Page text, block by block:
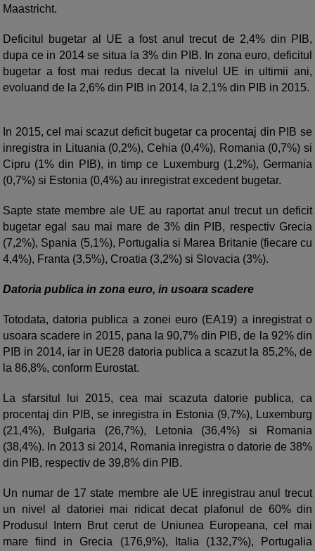
Maastricht.
Deficitul bugetar al UE a fost anul trecut de 2,4% din PIB,
dupa ce in 2014 se situa la 3% din PIB. In zona euro, deficitul
bugetar a fost mai redus decat la nivelul UE in ultimii ani,
evoluand de la 2,6% din PIB in 2014, la 2,1% din PIB in 2015.
In 2015, cel mai scazut deficit bugetar ca procentaj din PIB se
inregistra in Lituania (0,2%), Cehia (0,4%), Romania (0,7%) si
Cipru (1% din PIB), in timp ce Luxemburg (1,2%), Germania
(0,7%) si Estonia (0,4%) au inregistrat excedent bugetar.
Sapte state membre ale UE au raportat anul trecut un deficit
bugetar egal sau mai mare de 3% din PIB, respectiv Grecia
(7,2%), Spania (5,1%), Portugalia si Marea Britanie (fiecare cu
4,4%), Franta (3,5%), Croatia (3,2%) si Slovacia (3%).
Datoria publica in zona euro, in usoara scadere
Totodata, datoria publica a zonei euro (EA19) a inregistrat o
usoara scadere in 2015, pana la 90,7% din PIB, de la 92% din
PIB in 2014, iar in UE28 datoria publica a scazut la 85,2%, de
la 86,8%, conform Eurostat.
La sfarsitul lui 2015, cea mai scazuta datorie publica, ca
procentaj din PIB, se inregistra in Estonia (9,7%), Luxemburg
(21,4%), Bulgaria (26,7%), Letonia (36,4%) si Romania
(38,4%). In 2013 si 2014, Romania inregistra o datorie de 38%
din PIB, respectiv de 39,8% din PIB.
Un numar de 17 state membre ale UE inregistrau anul trecut
un nivel al datoriei mai ridicat decat plafonul de 60% din
Produsul Intern Brut cerut de Uniunea Europeana, cel mai
mare fiind in Grecia (176,9%), Italia (132,7%), Portugalia